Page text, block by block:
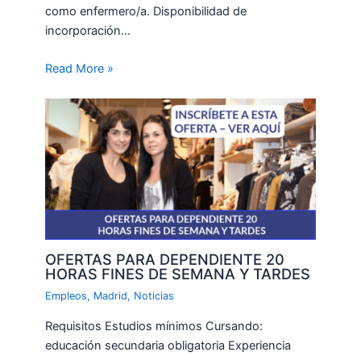
como enfermero/a. Disponibilidad de
incorporación…
Read More »
OFERTAS PARA DEPENDIENTE 20
HORAS FINES DE SEMANA Y TARDES
Empleos, Madrid, Noticias
Requisitos Estudios mínimos Cursando:
educación secundaria obligatoria Experiencia